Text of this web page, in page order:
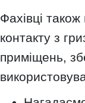
Фахівці
контакту з
приміщень,